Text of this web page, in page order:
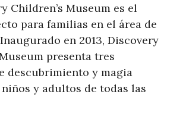
Children’s Museum es el
para familias en el área de
en 2013, Discovery
presenta tres
descubrimiento y magia
y adultos de todas las